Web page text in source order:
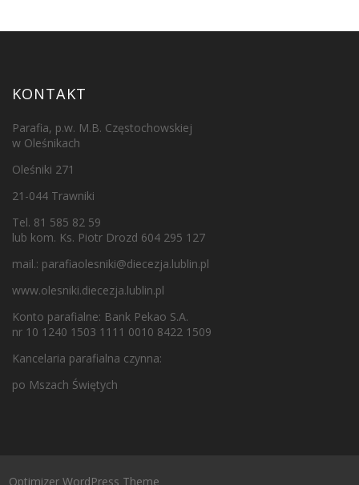
KONTAKT
Parafia, p.w. M.B. Częstochowskiej
w Oleśnikach
Oleśniki 271
21-044 Trawniki
Tel. 81 585 82 59
lub kom. Ks. Piotr Drozd 604 295 127
mail.: parafiaolesniki@diecezja.lublin.pl
www.olesniki.diecezja.lublin.pl
Konto parafialne: Bank Pekao S.A.
nr 10 1240 1503 1111 0010 8422 1509
Kancelaria parafialna czynna:
po Mszach Świętych
Optimizer WordPress Theme